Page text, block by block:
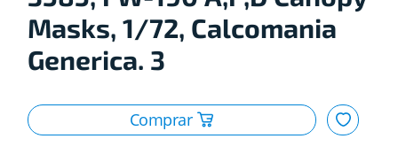
Masks, 1/72, Calcomania
Generica. 3